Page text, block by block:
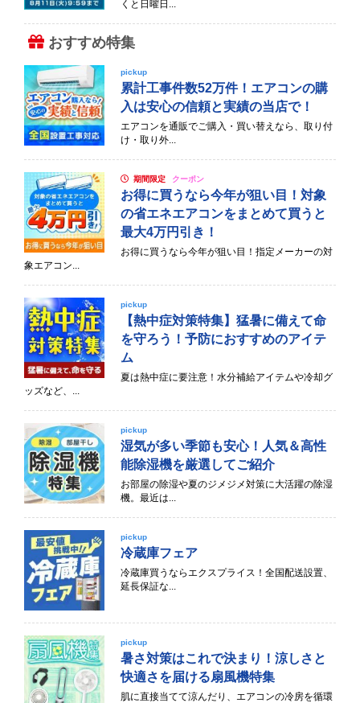
くと日曜日...
おすすめ特集
pickup
累計工事件数52万件！エアコンの購
入は安心の信頼と実績の当店で！
エアコンを通販でご購入・買い替えなら、取り付
け・取り外...
期間限定 クーポン
お得に買うなら今年が狙い目！対象
の省エネエアコンをまとめて買うと
最大4万円引き！
お得に買うなら今年が狙い目！指定メーカーの対
象エアコン...
pickup
【熱中症対策特集】猛暑に備えて命
を守ろう！予防におすすめのアイテ
ム
夏は熱中症に要注意！水分補給アイテムや冷却グ
ッズなど、...
pickup
湿気が多い季節も安心！人気＆高性
能除湿機を厳選してご紹介
お部屋の除湿や夏のジメジメ対策に大活躍の除湿
機。最近は...
pickup
冷蔵庫フェア
冷蔵庫買うならエクスプライス！全国配送設置、
延長保証な...
pickup
暑さ対策はこれで決まり！涼しさと
快適さを届ける扇風機特集
肌に直接当てて涼んだり、エアコンの冷房を循環